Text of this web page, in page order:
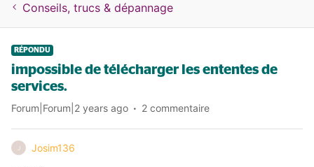
Conseils, trucs & dépannage
RÉPONDU
impossible de télécharger les ententes de
services.
Forum|Forum|2 years ago 2 commentaire
J Josim136